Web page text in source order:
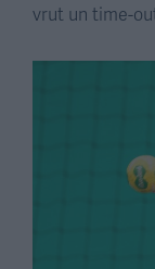
vrut un time-